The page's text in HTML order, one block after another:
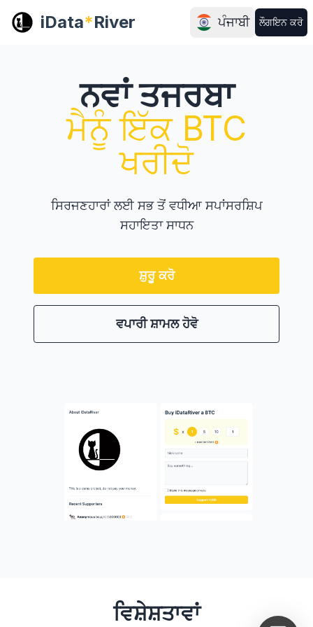
iData*River ਪੰਜਾਬੀ ਲੌਗਇਨ ਕਰੋ
ਨਵਾਂ ਤਜਰਬਾ
ਮੈਨੂੰ ਇੱਕ BTC
ਖਰੀਦੋ
ਸਿਰਜਣਹਾਰਾਂ ਲਈ ਸਭ ਤੋਂ ਵਧੀਆ ਸਪਾਂਸਰਸ਼ਿਪ
ਸਹਾਇਤਾ ਸਾਧਨ
ਸ਼ੁਰੂ ਕਰੋ
ਵਪਾਰੀ ਸ਼ਾਮਲ ਹੋਵੋ
ਵਿਸ਼ੇਸ਼ਤਾਵਾਂ